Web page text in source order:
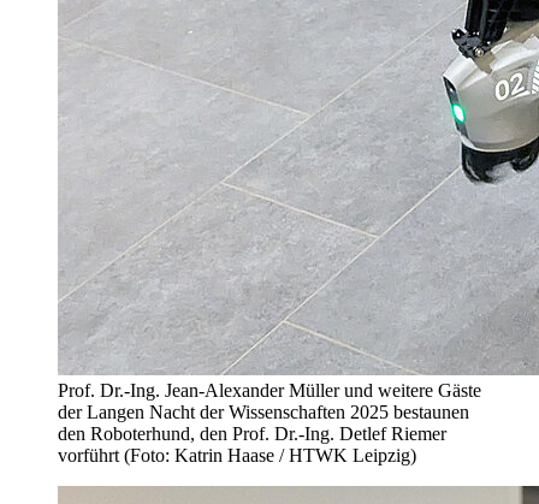
Prof. Dr.-Ing. Jean-Alexander Müller und weitere Gäste
der Langen Nacht der Wissenschaften 2025 bestaunen
den Roboterhund, den Prof. Dr.-Ing. Detlef Riemer
vorführt (Foto: Katrin Haase / HTWK Leipzig)